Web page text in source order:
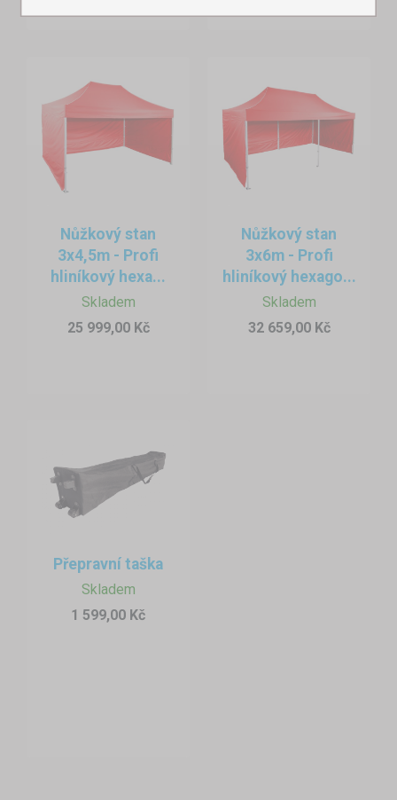
Nůžkový stan
3x4,5m - Profi
hliníkový hexa...
Skladem
25 999,00 Kč
Nůžkový stan
3x6m - Profi
hliníkový hexago...
Skladem
32 659,00 Kč
Přepravní taška
Skladem
1 599,00 Kč